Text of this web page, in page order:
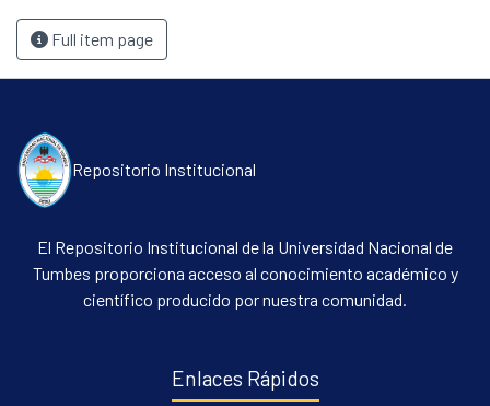
Full item page
Repositorio Institucional
El Repositorio Institucional de la Universidad Nacional de
Tumbes proporciona acceso al conocimiento académico y
científico producido por nuestra comunidad.
Enlaces Rápidos